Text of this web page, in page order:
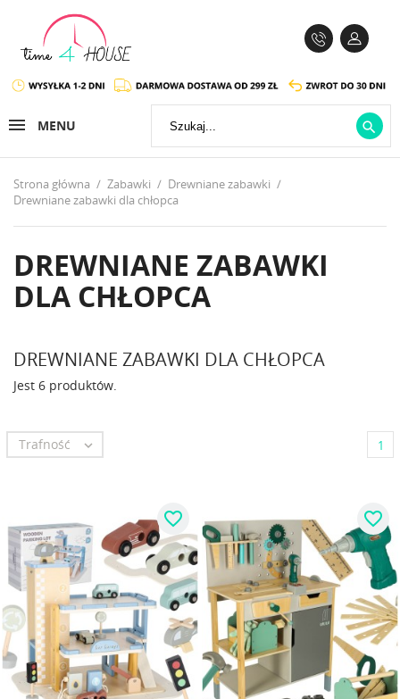
MENU 
Strona główna Zabawki
Drewniane zabawki
Drewniane zabawki dla chłopca
DREWNIANE ZABAWKI
DLA CHŁOPCA
DREWNIANE ZABAWKI DLA CHŁOPCA
Jest 6 produktów.
Trafność  1
favorite_border favorite_border